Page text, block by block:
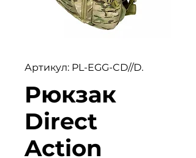
Артикул: PL-EGG-CD//D.
Рюкзак
Direct
Action